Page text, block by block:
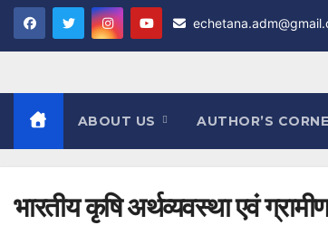
Skip
content
ABOUT US AUTHOR’S
भारतीय कृषि अर्थव्यवस्था एवं